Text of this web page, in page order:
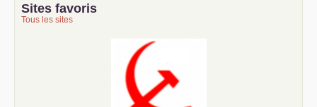
Sites favoris
Tous les sites